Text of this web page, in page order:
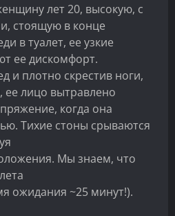
лет 20, высокую, с
стоящую в конце
в туалет, ее узкие
ее дискомфорт.
и плотно скрестив ноги,
ее лицо вытравлено
когда она
Тихие стоны срываются
Мы знаем, что
ожидания ~25 минут!).